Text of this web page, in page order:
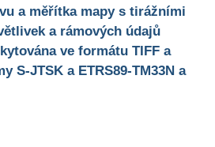
a měřítka mapy s tirážními
a rámových údajů
ve formátu TIFF a
S-JTSK a ETRS89-TM33N a